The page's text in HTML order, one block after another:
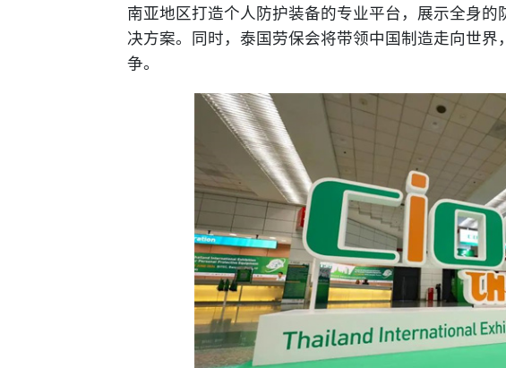
南亚地区打造个人防护装备的专业平台，展示全身
决方案。同时，泰国劳保会将带领中国制造走向世
争。